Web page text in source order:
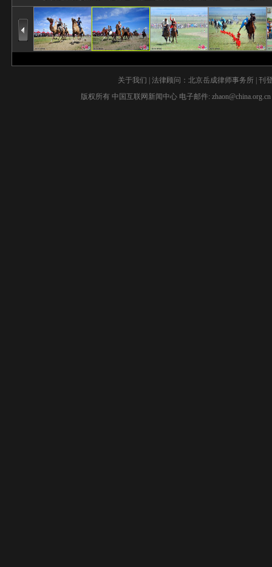
关于我们 | 法律顾问： 北京岳成律师事务所 刊
版权所有 中国互联网新闻中心 电子邮件: zhaon@china.org.cn